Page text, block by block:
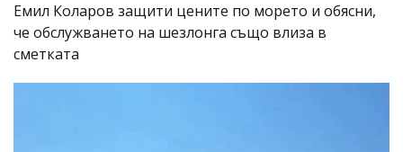
Емил Коларов защити цените по морето и обясни,
че обслужването на шезлонга също влиза в
сметката